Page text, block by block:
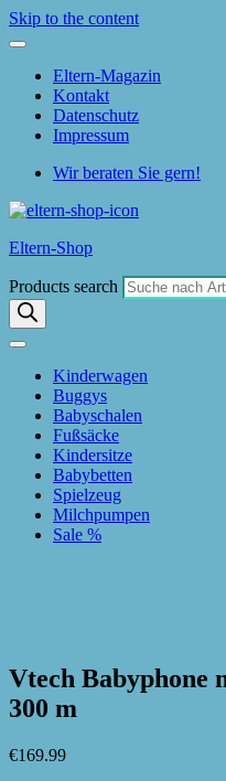
Skip to the content
Eltern-Magazin
Kontakt
Datenschutz
Impressum
Wir beraten Sie gern!
Eltern-Shop
Products search
Kinderwagen
Buggys
Babyschalen
Fußsäcke
Kindersitze
Babybetten
Spielzeug
Milchpumpen
Sale %
Vtech Babyphone
300 m
€169.99